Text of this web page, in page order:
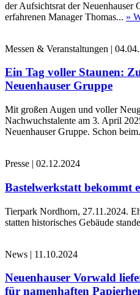
der Aufsichtsrat der
erfahrenen Manager Thomas... »
Messen & Veranstaltungen |
Ein Tag voller Staunen:
Neuenhauser Gruppe
Mit großen Augen und voller
Nachwuchstalente am 3. April
Neuenhauser Gruppe. Schon
Presse | 02.12.2024
Bastelwerkstatt bekommt
Tierpark Nordhorn, 27.11.2024.
statten historisches Gebäude
News | 11.10.2024
Neuenhauser Vorwald
für namenhaften